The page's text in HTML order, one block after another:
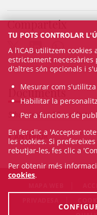
Comparteix
Documents
S'han trobat 32 resultats
ANTERIOR
TU POTS CONTROLAR
A l’ICAB utilitzem
estrictament
d'altres són opcionals i
Mesurar com
Habilitar la
Per a funcions de
En fer clic a 'Acceptar
les cookies. Si
rebutjar-les, fes clic a
Per obtenir més
cookies.